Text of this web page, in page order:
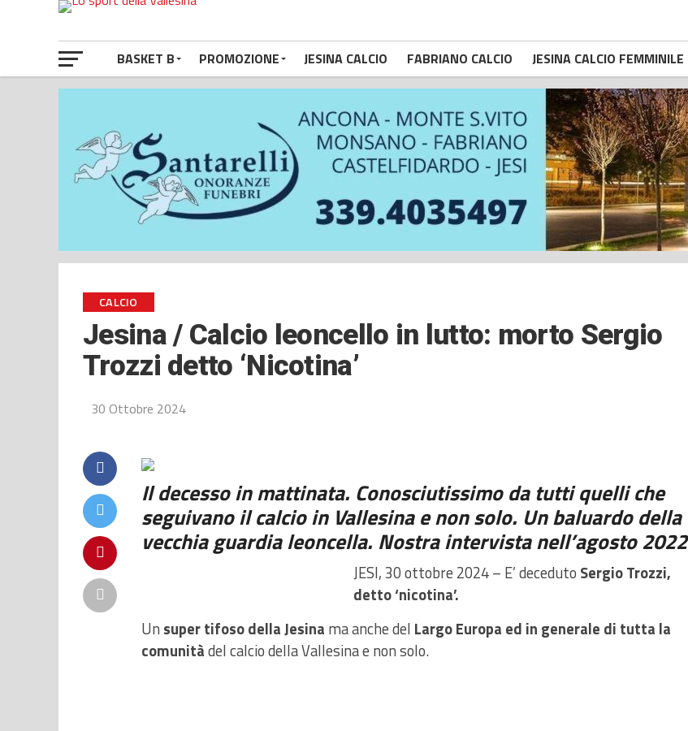
BASKET B PROMOZIONE JESINA CALCIO FABRIANO CALCIO JESINA CALCIO FEMMINILE
CALCIO
Jesina / Calcio leoncello in lutto: morto Sergio
Trozzi detto ‘Nicotina’
30 Ottobre 2024
Il decesso in mattinata. Conosciutissimo da tutti quelli che
seguivano il calcio in Vallesina e non solo. Un baluardo della
vecchia guardia leoncella. Nostra intervista nell’agosto 2022
JESI, 30 ottobre 2024 – E’ deceduto Sergio Trozzi,
detto ‘nicotina’.
Un super tifoso della Jesina ma anche del Largo Europa ed in generale di tutta la
comunitàdel calcio della Vallesina e non solo.